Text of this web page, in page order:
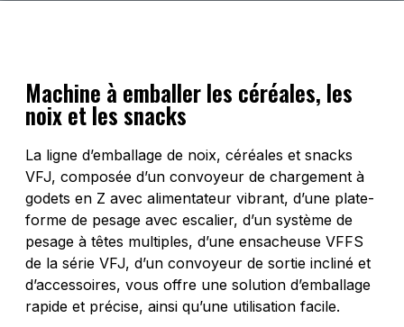
Machine à emballer les céréales, les
noix et les snacks
La ligne d’emballage de noix, céréales et snacks
VFJ, composée d’un convoyeur de chargement à
godets en Z avec alimentateur vibrant, d’une plate-
forme de pesage avec escalier, d’un système de
pesage à têtes multiples, d’une ensacheuse VFFS
de la série VFJ, d’un convoyeur de sortie incliné et
d’accessoires, vous offre une solution d’emballage
rapide et précise, ainsi qu’une utilisation facile.